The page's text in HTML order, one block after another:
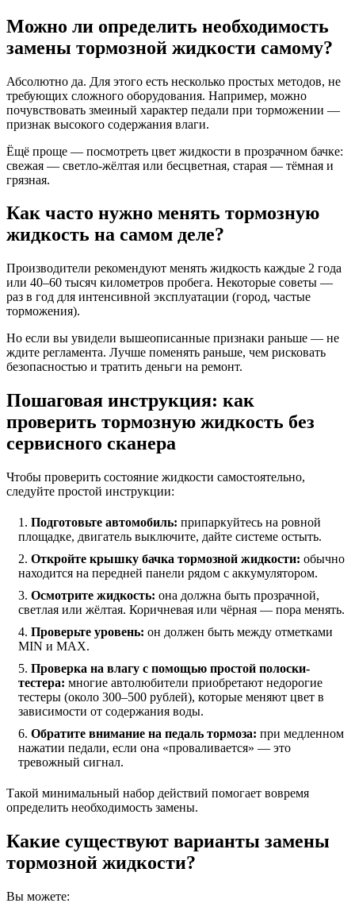
Можно ли определить необходимость
замены тормозной жидкости самому?
Абсолютно да. Для этого есть несколько простых методов, не
требующих сложного оборудования. Например, можно
почувствовать змеиный характер педали при торможении —
признак высокого содержания влаги.
Ёщё проще — посмотреть цвет жидкости в прозрачном бачке:
свежая — светло-жёлтая или бесцветная, старая — тёмная и
грязная.
Как часто нужно менять тормозную
жидкость на самом деле?
Производители рекомендуют менять жидкость каждые 2 года
или 40–60 тысяч километров пробега. Некоторые советы —
раз в год для интенсивной эксплуатации (город, частые
торможения).
Но если вы увидели вышеописанные признаки раньше — не
ждите регламента. Лучше поменять раньше, чем рисковать
безопасностью и тратить деньги на ремонт.
Пошаговая инструкция: как
проверить тормозную жидкость без
сервисного сканера
Чтобы проверить состояние жидкости самостоятельно,
следуйте простой инструкции:
Подготовьте автомобиль: припаркуйтесь на ровной
площадке, двигатель выключите, дайте системе остыть.
Откройте крышку бачка тормозной жидкости: обычно
находится на передней панели рядом с аккумулятором.
Осмотрите жидкость: она должна быть прозрачной,
светлая или жёлтая. Коричневая или чёрная — пора менять.
Проверьте уровень: он должен быть между отметками
MIN и MAX.
Проверка на влагу с помощью простой полоски-
тестера: многие автолюбители приобретают недорогие
тестеры (около 300–500 рублей), которые меняют цвет в
зависимости от содержания воды.
Обратите внимание на педаль тормоза: при медленном
нажатии педали, если она «проваливается» — это
тревожный сигнал.
Такой минимальный набор действий помогает вовремя
определить необходимость замены.
Какие существуют варианты замены
тормозной жидкости?
Вы можете: